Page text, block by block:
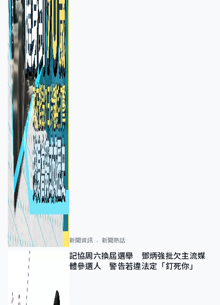
新聞資訊 新聞熱話
記協周六換屆選舉 鄧炳強批欠主流媒
體參選人 警告若違法定「釘死你」